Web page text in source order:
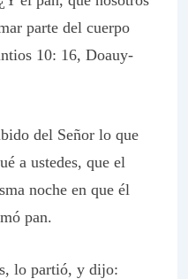
parte del cuerpo
10: 16, Doauy-
del Señor lo que
a ustedes, que el
noche en que él
pan.
lo partió, y dijo: